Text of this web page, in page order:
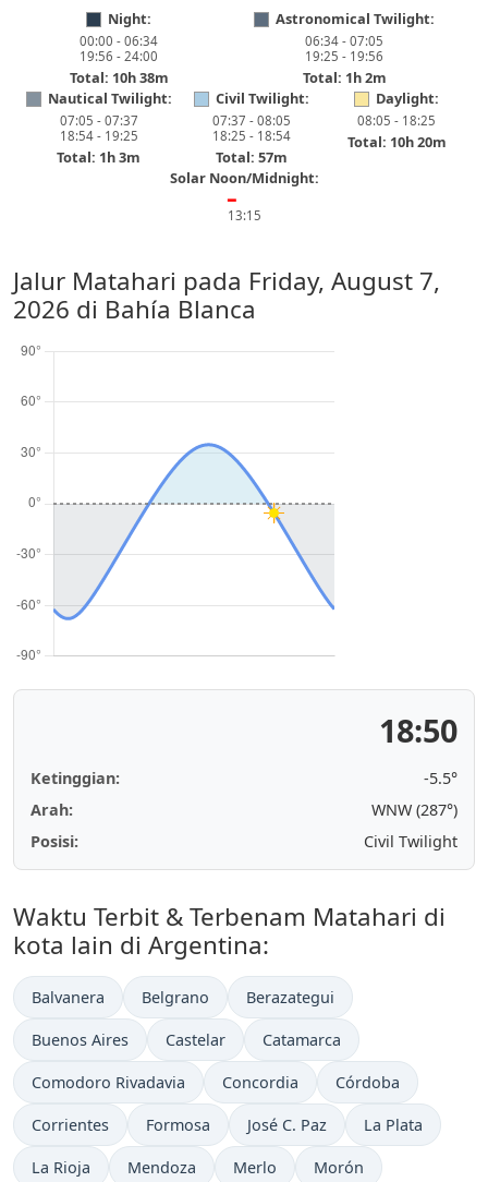
Night:
00:00 - 06:34
19:56 - 24:00
Total: 10h 38m
Astronomical Twilight:
06:34 - 07:05
19:25 - 19:56
Total: 1h 2m
Nautical Twilight:
07:05 - 07:37
18:54 - 19:25
Total: 1h 3m
Civil Twilight:
07:37 - 08:05
18:25 - 18:54
Total: 57m
Daylight:
08:05 - 18:25
Total: 10h 20m
Solar Noon/Midnight:
━
13:15
Jalur Matahari pada Friday, August 7,
2026 di Bahía Blanca
18:50
Ketinggian:
-5.5°
Arah:
WNW (287°)
Posisi:
Civil Twilight
Waktu Terbit & Terbenam Matahari di
kota lain di Argentina:
Balvanera Belgrano Berazategui
Buenos Aires Castelar Catamarca
Comodoro Rivadavia Concordia Córdoba
Corrientes Formosa José C. Paz La Plata
La Rioja Mendoza Merlo Morón